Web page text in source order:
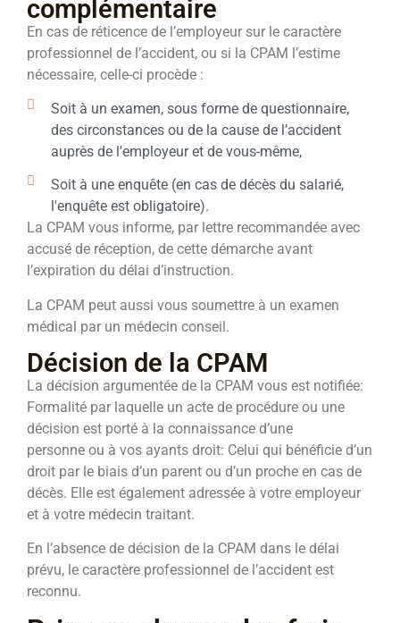
complémentaire
En cas de réticence de l’employeur sur le caractère
professionnel de l’accident, ou si la CPAM l’estime
nécessaire, celle-ci procède :
Soit à un examen, sous forme de questionnaire,
des circonstances ou de la cause de l’accident
auprès de l'employeur et de vous-même,
Soit à une enquête (en cas de décès du salarié,
l'enquête est obligatoire).
La CPAM vous informe, par lettre recommandée avec
accusé de réception, de cette démarche avant
l’expiration du délai d’instruction.
La CPAM peut aussi vous soumettre à un examen
médical par un médecin conseil.
Décision de la CPAM
La décision argumentée de la CPAM vous est notifiée:
Formalité par laquelle un acte de procédure ou une
décision est porté à la connaissance d’une
personne ou à vos ayants droit: Celui qui bénéficie d’un
droit par le biais d’un parent ou d’un proche en cas de
décès. Elle est également adressée à votre employeur
et à votre médecin traitant.
En l’absence de décision de la CPAM dans le délai
prévu, le caractère professionnel de l’accident est
reconnu.